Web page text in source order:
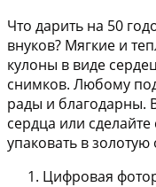
Что дарить на 50
внуков? Мягкие и
кулоны в виде
снимков. Любому
рады и благодарны.
сердца или
упаковать в золотую
Цифровая